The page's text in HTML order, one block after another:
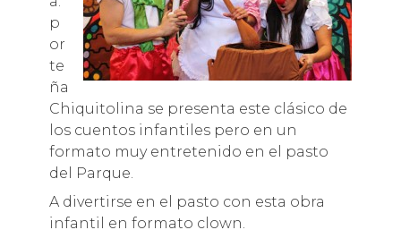
p
or
te
ña
Chiquitolina se presenta este clásico de
los cuentos infantiles pero en un
formato muy entretenido en el pasto
del Parque.
A divertirse en el pasto con esta obra
infantil en formato clown.